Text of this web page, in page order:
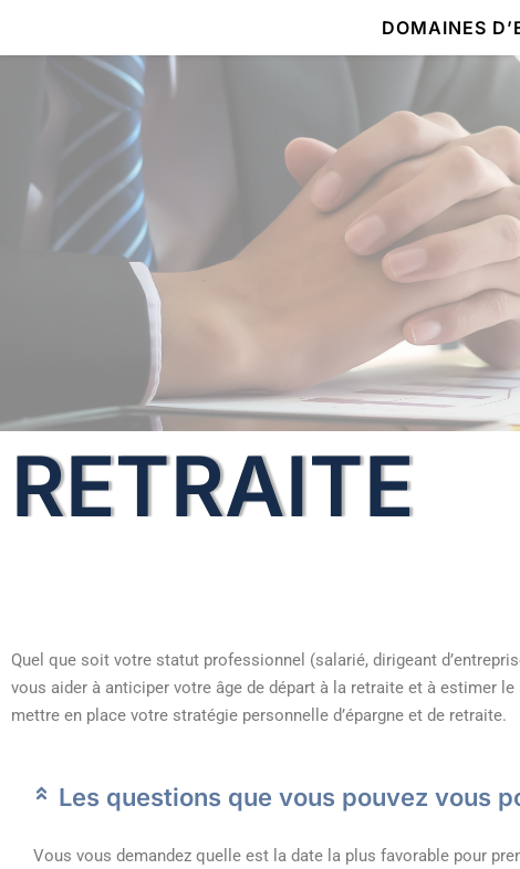
DOMAINES
RETRAITE
Quel que soit votre statut professionnel (salarié, dirigeant
vous aider à anticiper votre âge de départ à la retraite et à estimer
mettre en place votre stratégie personnelle d’épargne et de retraite.
Les questions que vous pouvez vous
Vous vous demandez quelle est la date la plus favorable pour